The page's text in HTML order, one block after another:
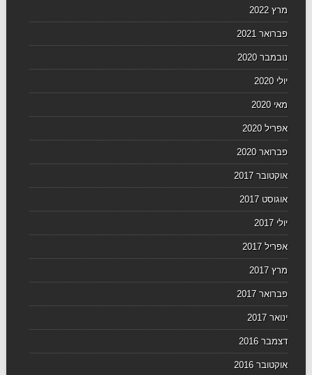
מרץ 2022
פברואר 2021
נובמבר 2020
יולי 2020
מאי 2020
אפריל 2020
פברואר 2020
אוקטובר 2017
אוגוסט 2017
יולי 2017
אפריל 2017
מרץ 2017
פברואר 2017
ינואר 2017
דצמבר 2016
אוקטובר 2016